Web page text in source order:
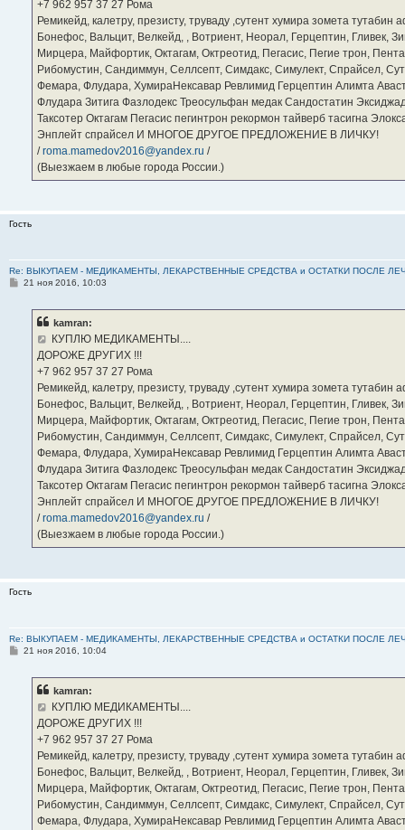
‪+7 962 957 37 27‬ Рома
Ремикейд, калетру, презисту, труваду ,сутент хумира зомета
Бонефос, Вальцит, Велкейд, , Вотриент, Неорал, Герцептин, Гливек,
Мирцера, Майфортик, Октагам, Октреотид, Пегасис, Пегие трон,
Рибомустин, Сандиммун, Селлсепт, Симдакс, Симулект, Спрайсел,
Фемара, Флудара, ХумираНексавар Ревлимид Герцептин Алимта
Флудара Зитига Фазлодекс Треосульфан медак Сандостатин
Таксотер Октагам Пегасис пегинтрон рекормон тайверб тасигна
Энплейт спрайсел И МНОГОЕ ДРУГОЕ ПРЕДЛОЖЕНИЕ В ЛИЧКУ!
/roma.mamedov2016@yandex.ru /
(Выезжаем в любые города России.)
Гость
Re: ВЫКУПАЕМ - МЕДИКАМЕНТЫ, ЛЕКАРСТВЕННЫЕ СРЕДСТВА и ОСТАТКИ ПОСЛЕ
С21 ноя 2016, 10:03
kamran:
КУПЛЮ МЕДИКАМЕНТЫ....
ДОРОЖЕ ДРУГИХ !!!
‪+7 962 957 37 27‬ Рома
Ремикейд, калетру, презисту, труваду ,сутент хумира зомета
Бонефос, Вальцит, Велкейд, , Вотриент, Неорал, Герцептин, Гливек,
Мирцера, Майфортик, Октагам, Октреотид, Пегасис, Пегие трон,
Рибомустин, Сандиммун, Селлсепт, Симдакс, Симулект, Спрайсел,
Фемара, Флудара, ХумираНексавар Ревлимид Герцептин Алимта
Флудара Зитига Фазлодекс Треосульфан медак Сандостатин
Таксотер Октагам Пегасис пегинтрон рекормон тайверб тасигна
Энплейт спрайсел И МНОГОЕ ДРУГОЕ ПРЕДЛОЖЕНИЕ В ЛИЧКУ!
/roma.mamedov2016@yandex.ru /
(Выезжаем в любые города России.)
Гость
Re: ВЫКУПАЕМ - МЕДИКАМЕНТЫ, ЛЕКАРСТВЕННЫЕ СРЕДСТВА и ОСТАТКИ ПОСЛЕ
С21 ноя 2016, 10:04
kamran:
КУПЛЮ МЕДИКАМЕНТЫ....
ДОРОЖЕ ДРУГИХ !!!
‪+7 962 957 37 27‬ Рома
Ремикейд, калетру, презисту, труваду ,сутент хумира зомета
Бонефос, Вальцит, Велкейд, , Вотриент, Неорал, Герцептин, Гливек,
Мирцера, Майфортик, Октагам, Октреотид, Пегасис, Пегие трон,
Рибомустин, Сандиммун, Селлсепт, Симдакс, Симулект, Спрайсел,
Фемара, Флудара, ХумираНексавар Ревлимид Герцептин Алимта